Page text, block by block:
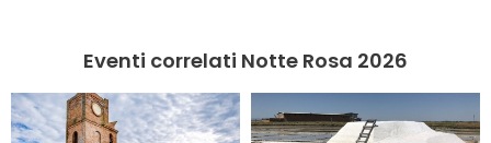
Eventi correlati Notte Rosa 2026